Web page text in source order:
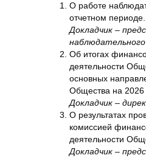
О работе
отчетном периоде.
Докладчик –
наблюдательного
Об итогах
деятельности
основных
Общества на 2026
Докладчик –
О результатах
комиссией
деятельности
Докладчик –